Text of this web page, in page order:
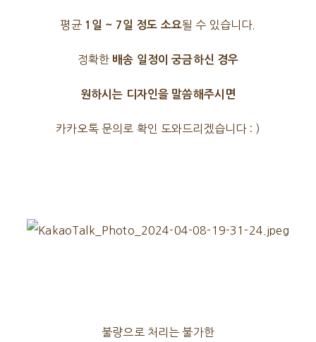
평균 1일 ~ 7일 정도 소요될 수 있습니다.
정확한 배송 일정이 궁금하신 경우
원하시는 디자인을 말씀해주시면
카카오톡 문의로 확인 도와드리겠습니다 : )
불량으로 처리는 불가한